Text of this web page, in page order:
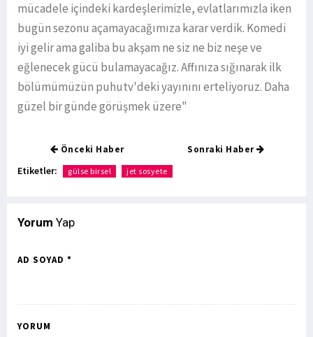
mücadele içindeki kardeşlerimizle, evlatlarımızla iken
bugün sezonu açamayacağımıza karar verdik. Komedi
iyi gelir ama galiba bu akşam ne siz ne biz neşe ve
eğlenecek gücü bulamayacağız. Affınıza sığınarak ilk
bölümümüzün puhutv'deki yayınını erteliyoruz. Daha
güzel bir günde görüşmek üzere"
Önceki Haber Sonraki Haber
Etiketler: gülse birsel jet sosyete
Yorum Yap
AD SOYAD *
YORUM